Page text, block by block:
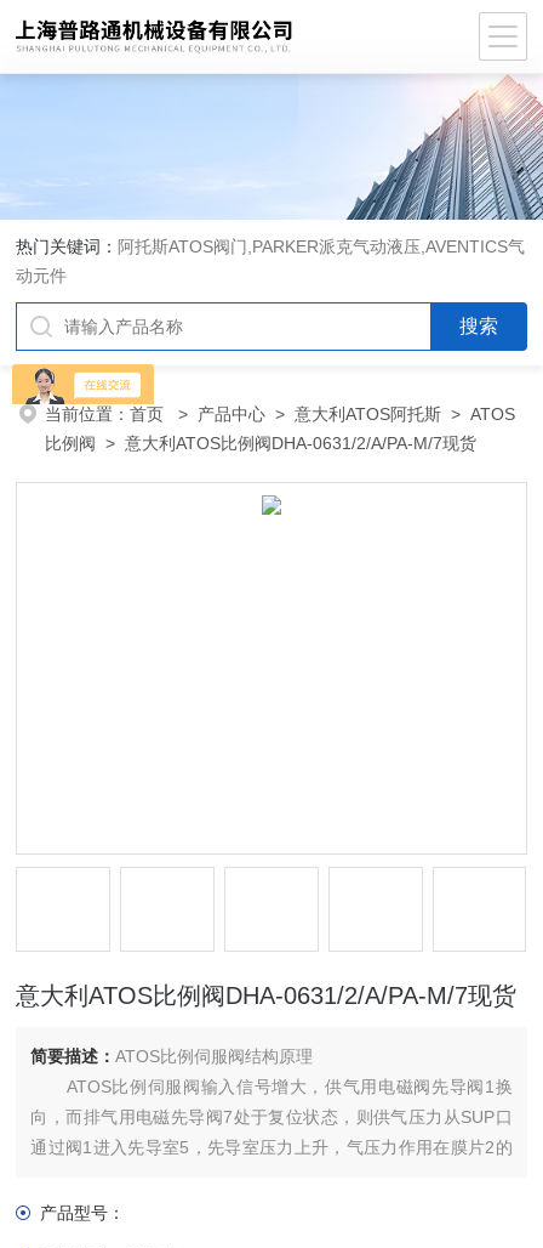
热门关键词： 阿托斯ATOS阀门,PARKER派克气动液压,AVENTICS气
动元件
当前位置：首页 > 产品中心 >意大利ATOS阿托斯 >ATOS
比例阀 > 意大利ATOS比例阀DHA-0631/2/A/PA-M/7现货
意大利ATOS比例阀DHA-0631/2/A/PA-M/7现货
简要描述：ATOS比例伺服阀结构原理
ATOS比例伺服阀输入信号增大，供气用电磁阀先导阀1换
向，而排气用电磁先导阀7处于复位状态，则供气压力从SUP口
通过阀1进入先导室5，先导室压力上升，气压力作用在膜片2的
生输出压力。此输出压力通过压力传感器6反馈至控制回路8。
产品型号：